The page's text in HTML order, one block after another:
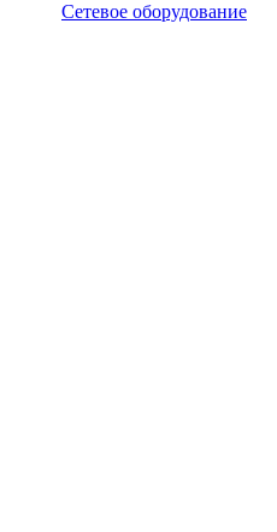
Сетевое оборудование